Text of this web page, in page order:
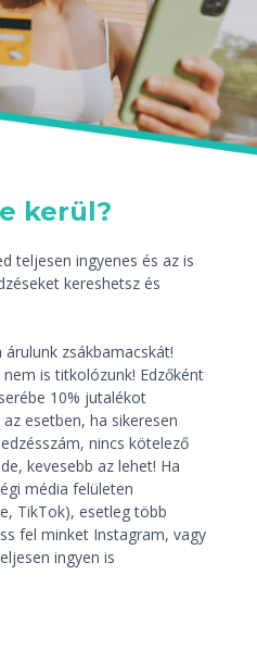
kerül?
teljesen ingyenes és az is
kereshetsz és
zsákbamacskát!
is titkolózunk! Edzőként
10% jutalékot
esetben, ha sikeresen
nincs kötelező
kevesebb az lehet! Ha
média felületen
TikTok), esetleg több
fel minket Instagram, vagy
ingyen is